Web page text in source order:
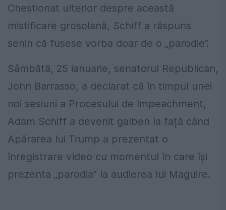
Chestionat ulterior despre această
mistificare grosolană, Schiff a răspuns
senin că fusese vorba doar de o „parodie”.
Sâmbătă, 25 ianuarie, senatorul Republican,
John Barrasso, a declarat că în timpul unei
noi sesiuni a Procesului de Impeachment,
Adam Schiff a devenit galben la față când
Apărarea lui Trump a prezentat o
înregistrare video cu momentul în care își
prezenta „parodia” la audierea lui Maguire.